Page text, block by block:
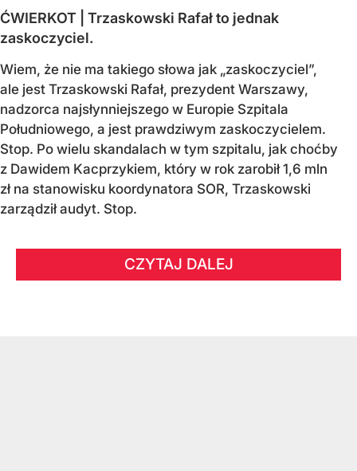
ĆWIERKOT | Trzaskowski Rafał to jednak
zaskoczyciel.
Wiem, że nie ma takiego słowa jak „zaskoczyciel”,
ale jest Trzaskowski Rafał, prezydent Warszawy,
nadzorca najsłynniejszego w Europie Szpitala
Południowego, a jest prawdziwym zaskoczycielem.
Stop. Po wielu skandalach w tym szpitalu, jak choćby
z Dawidem Kacprzykiem, który w rok zarobił 1,6 mln
zł na stanowisku koordynatora SOR, Trzaskowski
zarządził audyt. Stop.
CZYTAJ DALEJ